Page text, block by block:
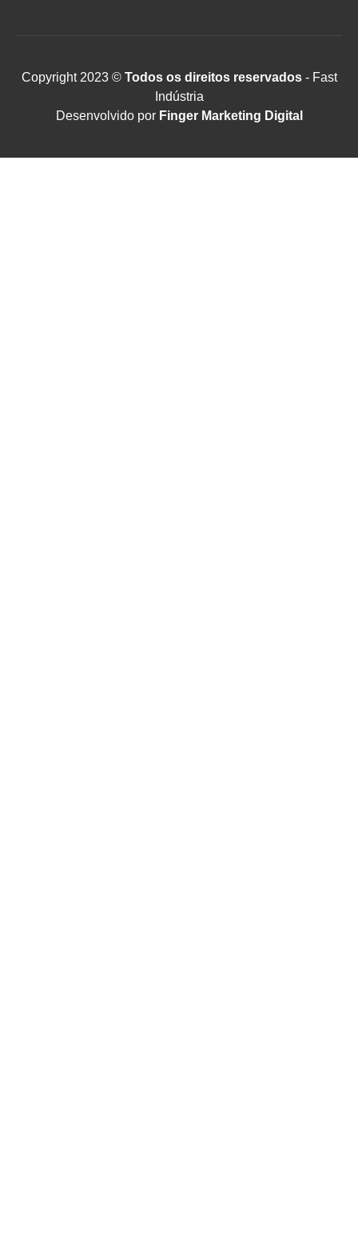
Copyright 2023 ©Todos os direitos reservados- Fast
Indústria
Desenvolvido por Finger Marketing Digital